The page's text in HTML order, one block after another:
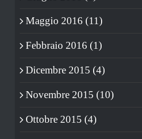
Maggio 2016 (11)
Febbraio 2016 (1)
Dicembre 2015 (4)
Novembre 2015 (10)
Ottobre 2015 (4)